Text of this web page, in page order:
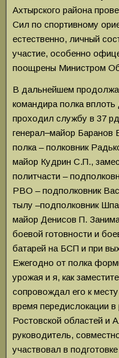
Ахтырского района
Сил по спортивному
естественно, личный
участие, особенно
поощрены Министром
В дальнейшем
командира полка вплоть
проходил службу в 37
генерал‒майор
полка – полковник
майор Кудрин С.П.,
политчасти –
РВО – подполковник
тылу –подполковник
майор Денисов П.
боевой готовности и
батарей на БСП и при
Ежегодно от полка
урожая и я, как
сопровождал его к
время передислокации в
Ростовской областей и
руководитель,
участвовал в